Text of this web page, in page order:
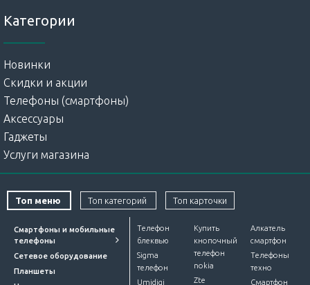
Категории
Новинки
Скидки и акции
Телефоны (смартфоны)
Аксессуары
Гаджеты
Услуги магазина
Топ меню Топ категорий Топ карточки
Смартфоны и мобильные
телефоны
Сетевое оборудование
Планшеты
Телефон
блеквью
Sigma
телефон
Umidigi
Купить
кнопочный
телефон
nokia
Zte
Алкатель
смартфон
Телефоны
техно
Смартфон